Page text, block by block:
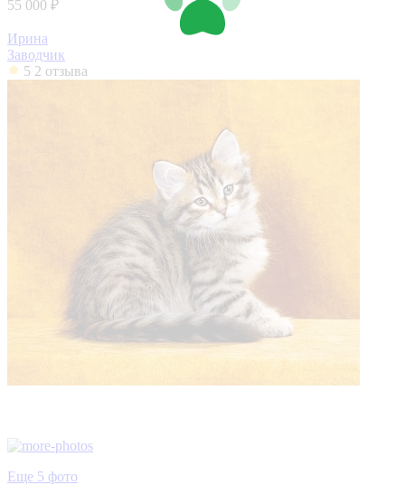
55 000 ₽
Ирина
Заводчик
5 2 отзыва
Еще 5 фото